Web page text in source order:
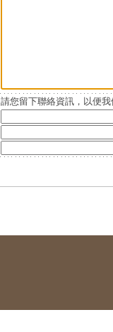
請您留下聯絡資訊，以便